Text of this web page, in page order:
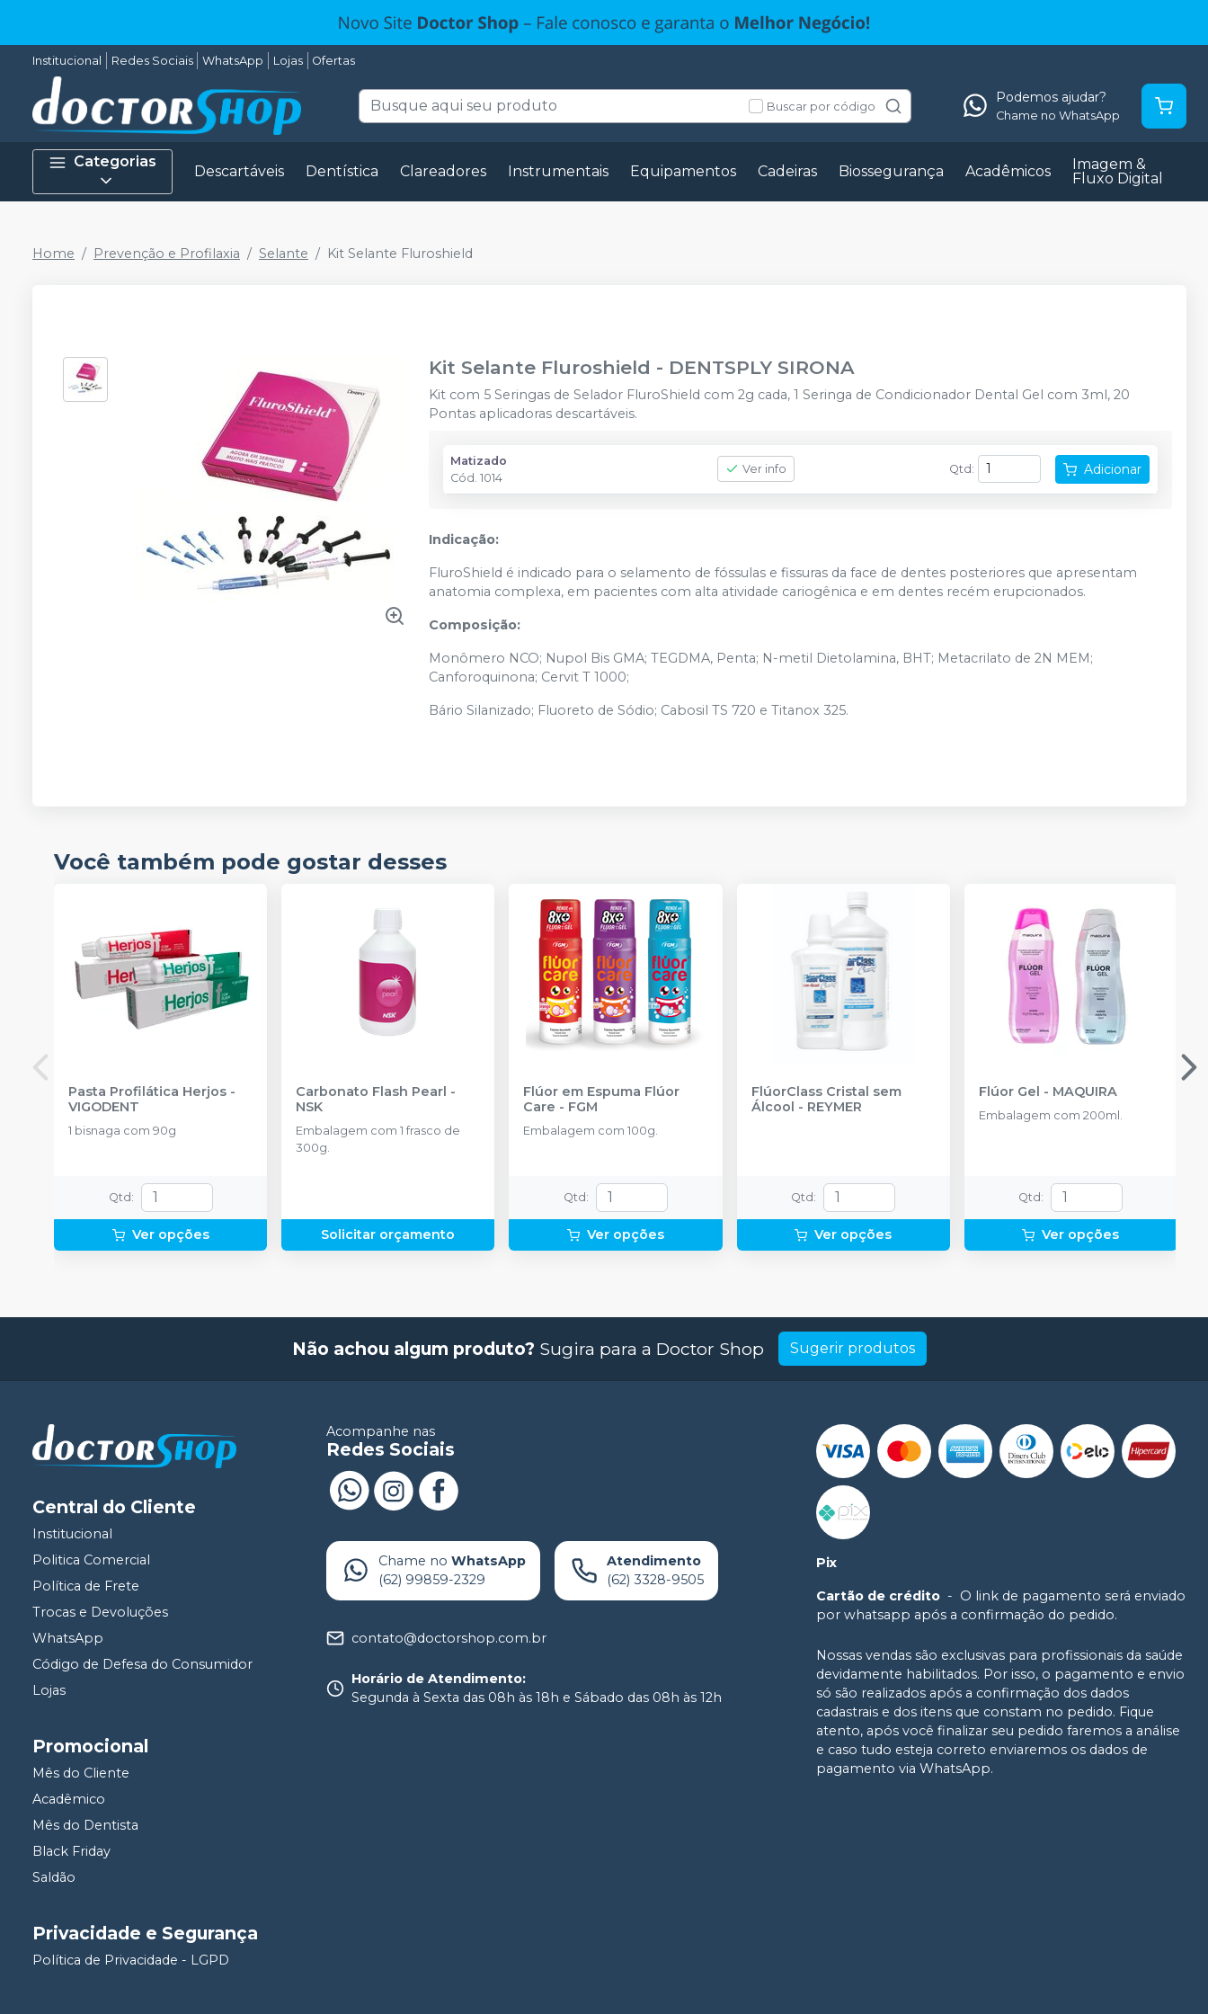
Institucional Redes Sociais WhatsApp Lojas Ofertas
Buscar por código
Podemos ajudar?
Chame no WhatsApp
Categorias
Descartáveis Dentística Clareadores Instrumentais Equipamentos Cadeiras Biossegurança Acadêmicos
Imagem &
Fluxo Digital
Home Prevenção e Profilaxia Selante Kit Selante Fluroshield
Kit Selante Fluroshield - DENTSPLY SIRONA
Kit com 5 Seringas de Selador FluroShield com 2g cada, 1 Seringa de Condicionador Dental Gel com 3ml, 20
Pontas aplicadoras descartáveis.
Matizado
Cód.1014
Ver info Qtd : Adicionar
Indicação:
FluroShield é indicado para o selamento de fóssulas e fissuras da face de dentes posteriores que apresentam
anatomia complexa, em pacientes com alta atividade cariogênica e em dentes recém erupcionados.
Composição:
Monômero NCO; Nupol Bis GMA; TEGDMA, Penta; N-metil Dietolamina, BHT; Metacrilato de 2N MEM;
Canforoquinona; Cervit T 1000;
Bário Silanizado; Fluoreto de Sódio; Cabosil TS 720 e Titanox 325.
Você também pode gostar desses
Pasta Profilática Herjos -
VIGODENT
1 bisnaga com 90g
Qtd :
Ver opções
Carbonato Flash Pearl -
NSK
Embalagem com 1 frasco de
300g.
Solicitar orçamento
Flúor em Espuma Flúor
Care - FGM
Embalagem com 100g.
Qtd :
Ver opções
FlúorClass Cristal sem
Álcool - REYMER
Qtd :
Ver opções
Flúor Gel - MAQUIRA
Embalagem com 200ml.
Qtd :
Ver opções
Não achou algum produto? Sugira para a Doctor Shop Sugerir produtos
Central do Cliente
Institucional
Politica Comercial
Política de Frete
Trocas e Devoluções
WhatsApp
Código de Defesa do Consumidor
Lojas
Promocional
Mês do Cliente
Acadêmico
Mês do Dentista
Black Friday
Saldão
Privacidade e Segurança
Política de Privacidade - LGPD
Acompanhe nas
Redes Sociais
Chame no WhatsApp
(62) 99859-2329
Atendimento
(62) 3328-9505
contato@doctorshop.com.br
Horário de Atendimento:
Segunda à Sexta das 08h às 18h e Sábado das 08h às 12h
Pix
Cartão de crédito - O link de pagamento será enviado
por whatsapp após a confirmação do pedido.
Nossas vendas são exclusivas para profissionais da saúde
devidamente habilitados. Por isso, o pagamento e envio
só são realizados após a confirmação dos dados
cadastrais e dos itens que constam no pedido. Fique
atento, após você finalizar seu pedido faremos a análise
e caso tudo esteja correto enviaremos os dados de
pagamento via WhatsApp.